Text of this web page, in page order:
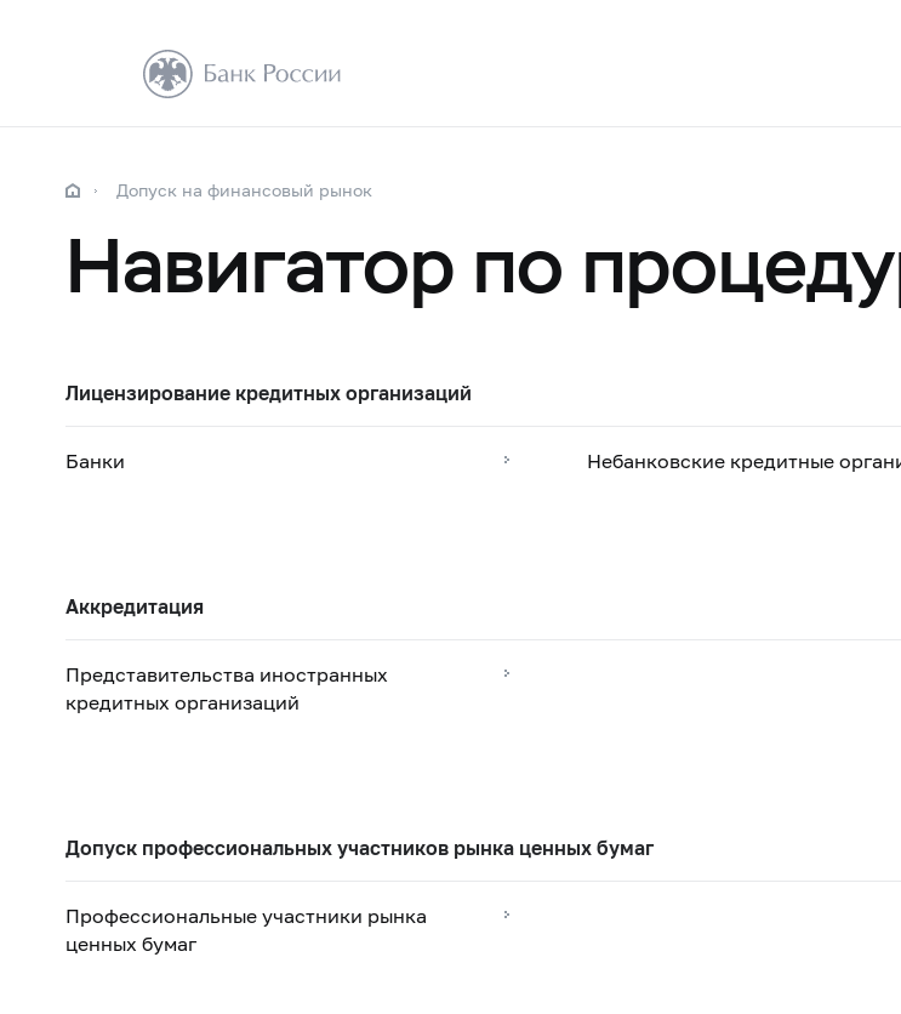
Допуск на финансовый рынок
Навигатор по
Лицензирование кредитных организаций
Банки Небанковские кредитные
Аккредитация
Представительства иностранных
кредитных организаций
Допуск профессиональных участников рынка ценных бумаг
Профессиональные участники рынка
ценных бумаг